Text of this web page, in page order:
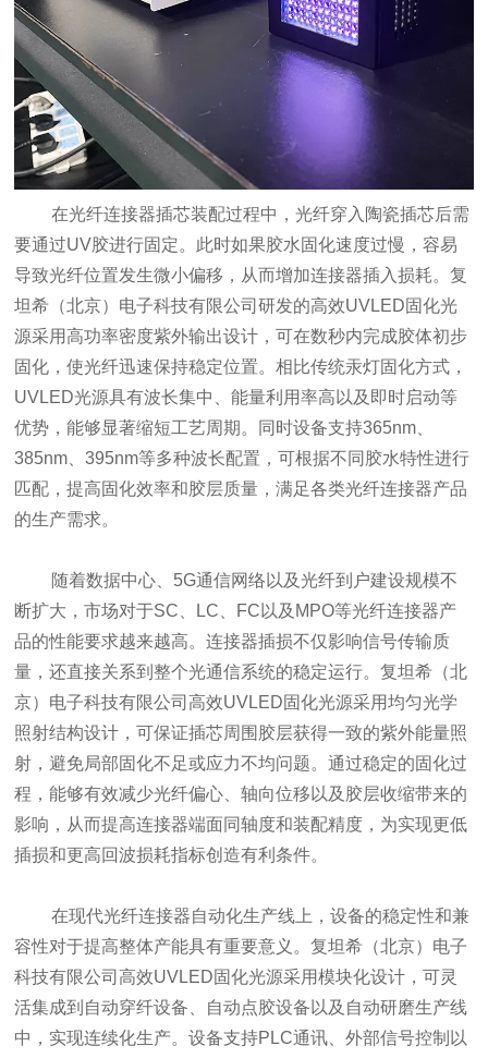
在光纤连接器插芯装配过程中，光纤穿入陶瓷插芯后需
要通过UV胶进行固定。此时如果胶水固化速度过慢，容易
导致光纤位置发生微小偏移，从而增加连接器插入损耗。复
坦希（北京）电子科技有限公司研发的高效UVLED固化光
源采用高功率密度紫外输出设计，可在数秒内完成胶体初步
固化，使光纤迅速保持稳定位置。相比传统汞灯固化方式，
UVLED光源具有波长集中、能量利用率高以及即时启动等
优势，能够显著缩短工艺周期。同时设备支持365nm、
385nm、395nm等多种波长配置，可根据不同胶水特性进行
匹配，提高固化效率和胶层质量，满足各类光纤连接器产品
的生产需求。
随着数据中心、5G通信网络以及光纤到户建设规模不
断扩大，市场对于SC、LC、FC以及MPO等光纤连接器产
品的性能要求越来越高。连接器插损不仅影响信号传输质
量，还直接关系到整个光通信系统的稳定运行。复坦希（北
京）电子科技有限公司高效UVLED固化光源采用均匀光学
照射结构设计，可保证插芯周围胶层获得一致的紫外能量照
射，避免局部固化不足或应力不均问题。通过稳定的固化过
程，能够有效减少光纤偏心、轴向位移以及胶层收缩带来的
影响，从而提高连接器端面同轴度和装配精度，为实现更低
插损和更高回波损耗指标创造有利条件。
在现代光纤连接器自动化生产线上，设备的稳定性和兼
容性对于提高整体产能具有重要意义。复坦希（北京）电子
科技有限公司高效UVLED固化光源采用模块化设计，可灵
活集成到自动穿纤设备、自动点胶设备以及自动研磨生产线
中，实现连续化生产。设备支持PLC通讯、外部信号控制以